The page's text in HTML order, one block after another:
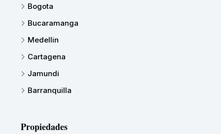
Bogota
Bucaramanga
Medellin
Cartagena
Jamundi
Barranquilla
Propiedades